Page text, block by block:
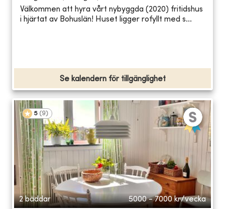
Välkommen att hyra vårt nybyggda (2020) fritidshus
i hjärtat av Bohuslän! Huset ligger rofyllt med s...
Se kalendern för tillgänglighet
5 (9)
2 bäddar 5000 - 7000 kr/vecka